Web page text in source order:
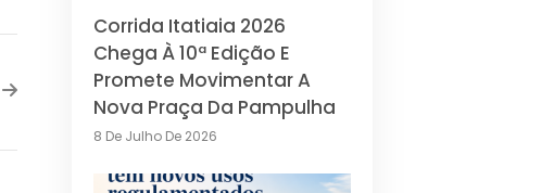
Corrida Itatiaia 2026
Chega À 10ª Edição E
Promete Movimentar A
Nova Praça Da Pampulha
8 De Julho De 2026